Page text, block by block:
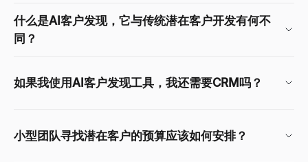
什么是AI客户发现，它与传统潜在客户开发有何不
同？
如果我使用AI客户发现工具，我还需要CRM吗？
小型团队寻找潜在客户的预算应该如何安排？